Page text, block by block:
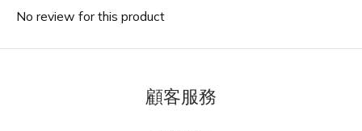
No review for this product
顧客服務